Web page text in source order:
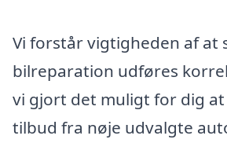
Vi forstår vigtigheden af at
bilreparation udføres
vi gjort det muligt for dig
tilbud fra nøje udvalgte